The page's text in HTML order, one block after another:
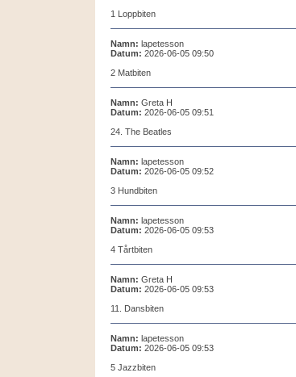
1 Loppbiten
Namn: lapetesson
Datum: 2026-06-05 09:50
2 Matbiten
Namn: Greta H
Datum: 2026-06-05 09:51
24. The Beatles
Namn: lapetesson
Datum: 2026-06-05 09:52
3 Hundbiten
Namn: lapetesson
Datum: 2026-06-05 09:53
4 Tårtbiten
Namn: Greta H
Datum: 2026-06-05 09:53
11. Dansbiten
Namn: lapetesson
Datum: 2026-06-05 09:53
5 Jazzbiten